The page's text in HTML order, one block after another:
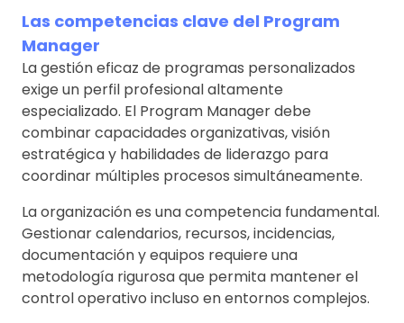
Las competencias clave del Program
Manager
La gestión eficaz de programas personalizados
exige un perfil profesional altamente
especializado. El Program Manager debe
combinar capacidades organizativas, visión
estratégica y habilidades de liderazgo para
coordinar múltiples procesos simultáneamente.
La organización es una competencia fundamental.
Gestionar calendarios, recursos, incidencias,
documentación y equipos requiere una
metodología rigurosa que permita mantener el
control operativo incluso en entornos complejos.